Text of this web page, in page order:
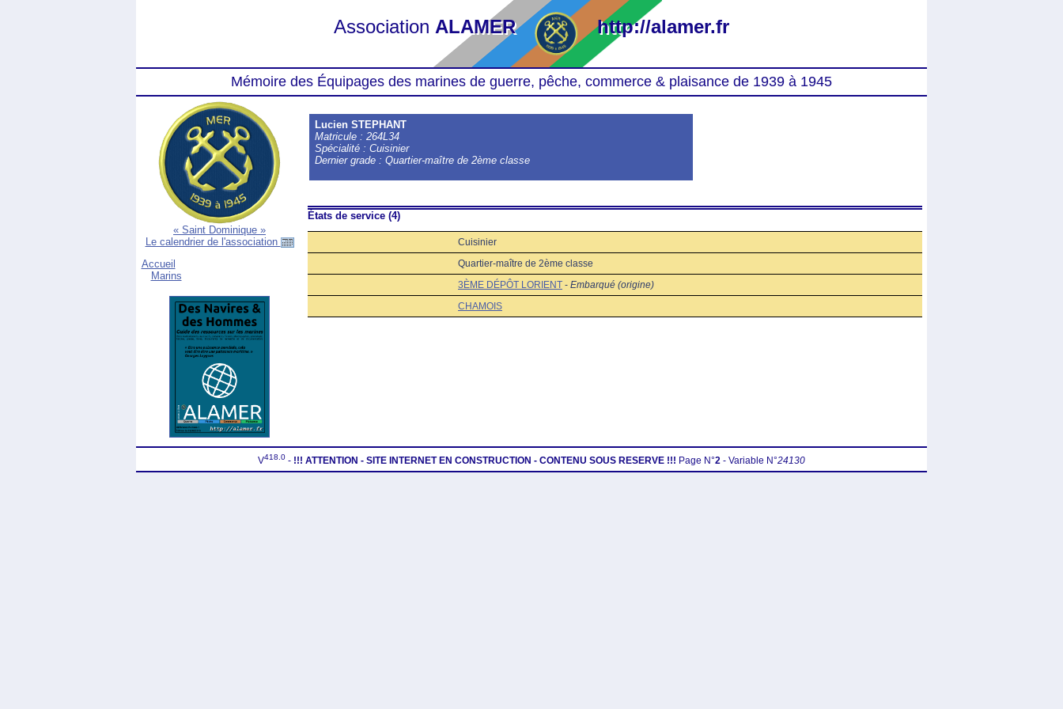
Association ALAMER http://alamer.fr
Mémoire des Équipages des marines de guerre, pêche, commerce & plaisance de 1939 à 1945
« Saint Dominique »
Le calendrier de l'association
Accueil
Marins
Lucien STEPHANT
Matricule : 264L34
Spécialité : Cuisinier
Dernier grade : Quartier-maître de 2ème classe
États de service (4)
Cuisinier
Quartier-maître de 2ème classe
3ÈME DÉPÔT LORIENT - Embarqué (origine)
CHAMOIS
V418.0 - !!! ATTENTION - SITE INTERNET EN CONSTRUCTION - CONTENU SOUS RESERVE !!! Page N°2 - Variable N°24130